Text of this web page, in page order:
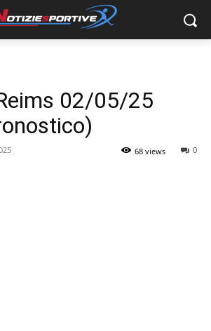
02/05/25
0
68 views